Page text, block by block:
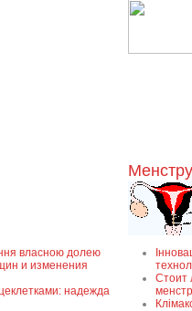
власною долею
и изменения
надежда
Стоит